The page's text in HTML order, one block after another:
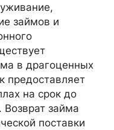
займов и
в драгоценных
предоставляет
на срок до
Возврат займа
поставки